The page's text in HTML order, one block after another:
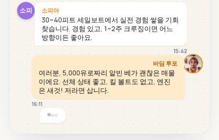
소피 소피아
30~40피트 세일보트에서 실전 경험 쌓을 기회
찾습니다. 경험 있고, 1~2주 크루징이면 어느
방향이든 좋아요.
15:42
바딤 루포
여러분, 5,000유로짜리 알빈 베가 괜찮은 매물
이에요. 선체 상태 좋고, 킬 볼트도 없고, 엔진
은 새것! 저라면 삽니다.
16:11